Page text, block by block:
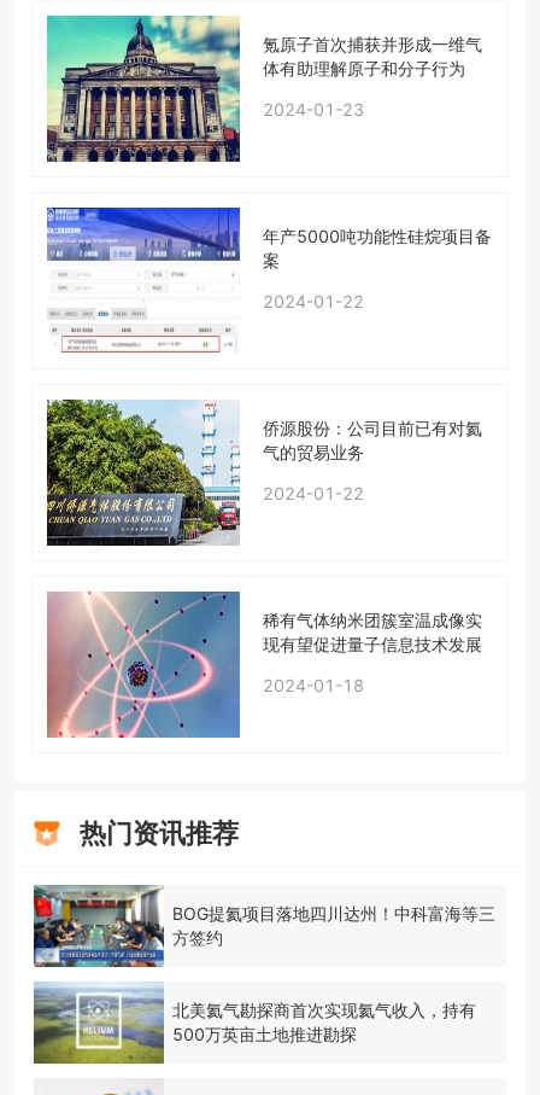
氪原子首次捕获并形成一维气
体有助理解原子和分子行为
2024-01-23
年产5000吨功能性硅烷项目备
案
2024-01-22
侨源股份：公司目前已有对氦
气的贸易业务
2024-01-22
稀有气体纳米团簇室温成像实
现有望促进量子信息技术发展
2024-01-18
热门资讯推荐
BOG提氦项目落地四川达州！中科富海等三
方签约
北美氦气勘探商首次实现氦气收入，持有
500万英亩土地推进勘探